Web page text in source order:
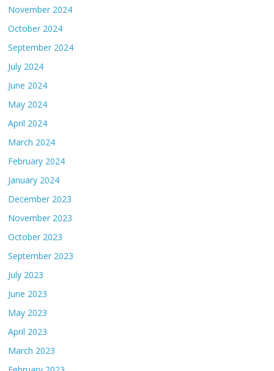
November 2024
October 2024
September 2024
July 2024
June 2024
May 2024
April 2024
March 2024
February 2024
January 2024
December 2023
November 2023
October 2023
September 2023
July 2023
June 2023
May 2023
April 2023
March 2023